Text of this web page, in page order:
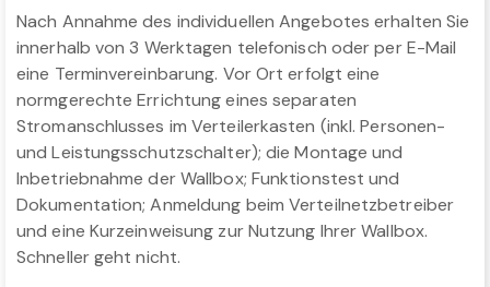
Nach Annahme des individuellen Angebotes erhalten Sie
innerhalb von 3 Werktagen telefonisch oder per E-Mail
eine Terminvereinbarung. Vor Ort erfolgt eine
normgerechte Errichtung eines separaten
Stromanschlusses im Verteilerkasten (inkl. Personen-
und Leistungsschutzschalter); die Montage und
Inbetriebnahme der Wallbox; Funktionstest und
Dokumentation; Anmeldung beim Verteilnetzbetreiber
und eine Kurzeinweisung zur Nutzung Ihrer Wallbox.
Schneller geht nicht.